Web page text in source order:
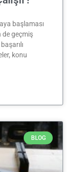
başlaması
de geçmiş
konu
BLOG